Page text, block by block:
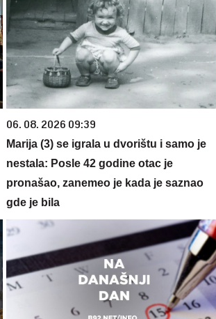
06. 08. 2026 09:39
Marija (3) se igrala u dvorištu i samo je
nestala: Posle 42 godine otac je
pronašao, zanemeo je kada je saznao
gde je bila